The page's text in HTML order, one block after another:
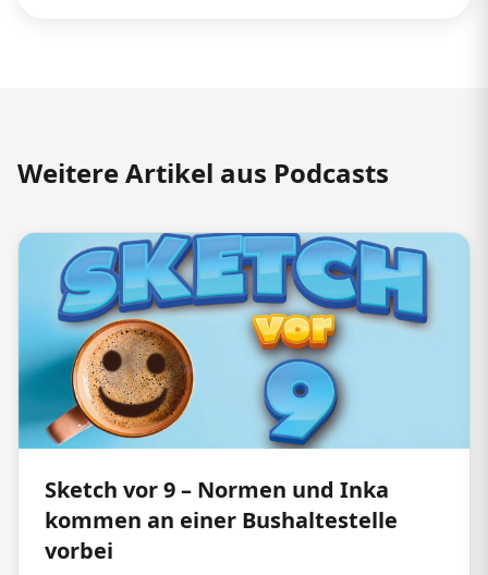
Weitere Artikel aus Podcasts
Sketch vor 9 – Normen und Inka
kommen an einer Bushaltestelle
vorbei